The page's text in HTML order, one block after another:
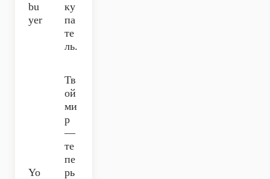
bu
yer
ку
па
те
ль.
Yo
Тв
ой
ми
р
—
те
пе
рь